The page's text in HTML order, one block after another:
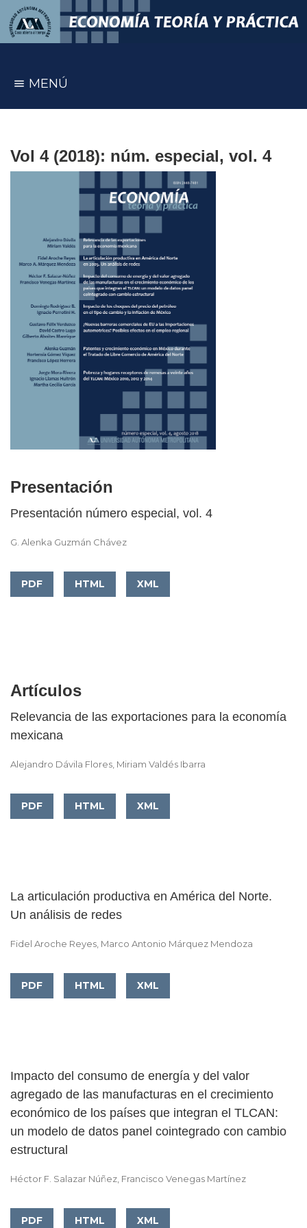
MENÚ
Vol 4 (2018): núm. especial, vol. 4
##issue.tableOfContents##
Presentación
Presentación número especial, vol. 4
G. Alenka Guzmán Chávez
PDF HTML XML
Artículos
Relevancia de las exportaciones para la economía
mexicana
Alejandro Dávila Flores, Miriam Valdés Ibarra
PDF HTML XML
La articulación productiva en América del Norte.
Un análisis de redes
Fidel Aroche Reyes, Marco Antonio Márquez Mendoza
PDF HTML XML
Impacto del consumo de energía y del valor
agregado de las manufacturas en el crecimiento
económico de los países que integran el TLCAN:
un modelo de datos panel cointegrado con cambio
estructural
Héctor F. Salazar Núñez, Francisco Venegas Martínez
PDF HTML XML